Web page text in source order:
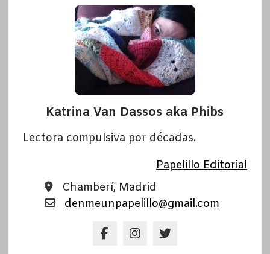
Katrina Van Dassos aka Phibs
Lectora compulsiva por décadas.
Papelillo Editorial
Chamberí, Madrid
denmeunpapelillo@gmail.com